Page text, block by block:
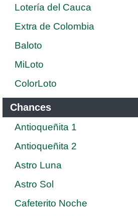
Lotería del Cauca
Extra de Colombia
Baloto
MiLoto
ColorLoto
Chances
Antioqueñita 1
Antioqueñita 2
Astro Luna
Astro Sol
Cafeterito Noche